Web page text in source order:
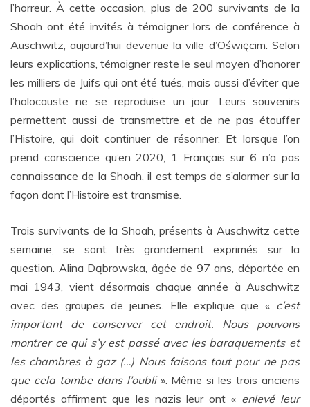
l’horreur. À cette occasion, plus de 200 survivants de la
Shoah ont été invités à témoigner lors de conférence à
Auschwitz, aujourd’hui devenue la ville d’Oświęcim. Selon
leurs explications, témoigner reste le seul moyen d’honorer
les milliers de Juifs qui ont été tués, mais aussi d’éviter que
l’holocauste ne se reproduise un jour. Leurs souvenirs
permettent aussi de transmettre et de ne pas étouffer
l’Histoire, qui doit continuer de résonner. Et lorsque l’on
prend conscience qu’en 2020, 1 Français sur 6 n’a pas
connaissance de la Shoah, il est temps de s’alarmer sur la
façon dont l’Histoire est transmise.
Trois survivants de la Shoah, présents à Auschwitz cette
semaine, se sont très grandement exprimés sur la
question. Alina Dąbrowska, âgée de 97 ans, déportée en
mai 1943, vient désormais chaque année à Auschwitz
avec des groupes de jeunes. Elle explique que « c’est
important de conserver cet endroit. Nous pouvons
montrer ce qui s’y est passé avec les baraquements et
les chambres à gaz (…) Nous faisons tout pour ne pas
que cela tombe dans l’oubli». Même si les trois anciens
déportés affirment que les nazis leur ont « enlevé leur